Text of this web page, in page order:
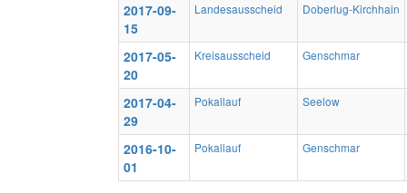
2017-09-
15
Landesausscheid Doberlug-Kirchhain
2017-05-
20
Kreisausscheid Genschmar
2017-04-
29
Pokallauf Seelow
2016-10-
01
Pokallauf Genschmar